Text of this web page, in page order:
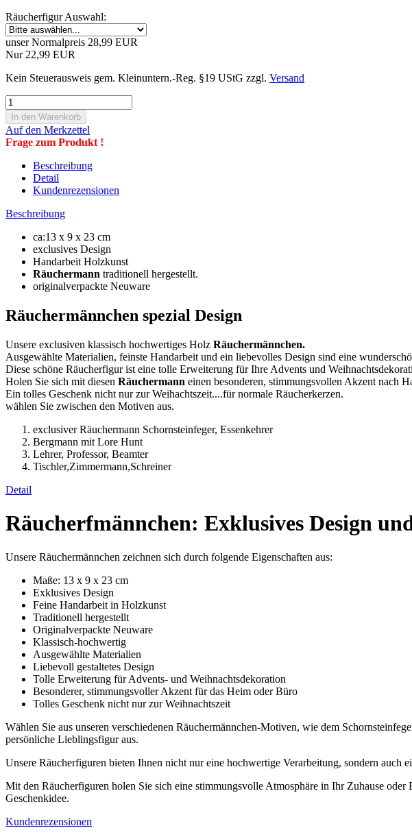
Räucherfigur Auswahl:
unser Normalpreis 28,99 EUR
Nur 22,99 EUR
Kein Steuerausweis gem. Kleinuntern.-Reg. §19 UStG zzgl. Versand
Auf den Merkzettel
Frage zum Produkt !
Beschreibung
Detail
Kundenrezensionen
Beschreibung
ca:13 x 9 x 23 cm
exclusives Design
Handarbeit Holzkunst
Räuchermann traditionell hergestellt.
originalverpackte Neuware
Räuchermännchen spezial Design
Unsere exclusiven klassisch hochwertiges Holz Räuchermännchen.
Ausgewählte Materialien, feinste Handarbeit und ein liebevolles Design sind eine
Diese schöne Räucherfigur ist eine tolle Erweiterung für Ihre Advents und
Holen Sie sich mit diesen Räuchermann einen besonderen, stimmungsvollen Akzent nach
Ein tolles Geschenk nicht nur zur Weihachtszeit....für normale Räucherkerzen.
wählen Sie zwischen den Motiven aus.
exclusiver Räuchermann Schornsteinfeger, Essenkehrer
Bergmann mit Lore Hunt
Lehrer, Professor, Beamter
Tischler,Zimmermann,Schreiner
Detail
Räucherfmännchen: Exklusives Design
Unsere Räuchermännchen zeichnen sich durch folgende Eigenschaften aus:
Maße: 13 x 9 x 23 cm
Exklusives Design
Feine Handarbeit in Holzkunst
Traditionell hergestellt
Originalverpackte Neuware
Klassisch-hochwertig
Ausgewählte Materialien
Liebevoll gestaltetes Design
Tolle Erweiterung für Advents- und Weihnachtsdekoration
Besonderer, stimmungsvoller Akzent für das Heim oder Büro
Tolles Geschenk nicht nur zur Weihnachtszeit
Wählen Sie aus unseren verschiedenen Räuchermännchen-Motiven, wie dem
persönliche Lieblingsfigur aus.
Unsere Räucherfiguren bieten Ihnen nicht nur eine hochwertige Verarbeitung, sondern auch
Mit den Räucherfiguren holen Sie sich eine stimmungsvolle Atmosphäre in Ihr Zuhause
Geschenkidee.
Kundenrezensionen